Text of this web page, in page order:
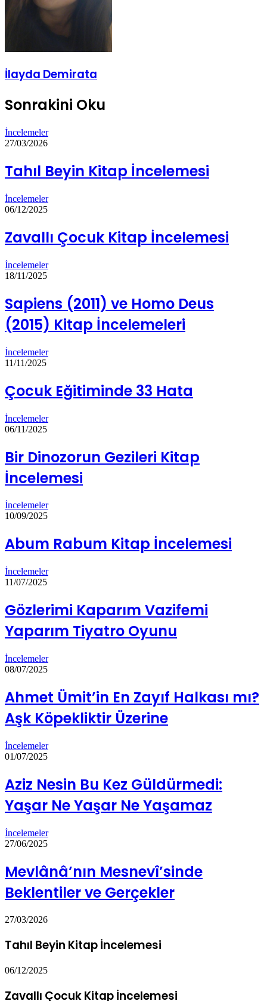
İlayda Demirata
Sonrakini Oku
İncelemeler
27/03/2026
Tahıl Beyin Kitap İncelemesi
İncelemeler
06/12/2025
Zavallı Çocuk Kitap İncelemesi
İncelemeler
18/11/2025
Sapiens (2011) ve Homo Deus
(2015) Kitap İncelemeleri
İncelemeler
11/11/2025
Çocuk Eğitiminde 33 Hata
İncelemeler
06/11/2025
Bir Dinozorun Gezileri Kitap
İncelemesi
İncelemeler
10/09/2025
Abum Rabum Kitap İncelemesi
İncelemeler
11/07/2025
Gözlerimi Kaparım Vazifemi
Yaparım Tiyatro Oyunu
İncelemeler
08/07/2025
Ahmet Ümit’in En Zayıf Halkası mı?
Aşk Köpekliktir Üzerine
İncelemeler
01/07/2025
Aziz Nesin Bu Kez Güldürmedi:
Yaşar Ne Yaşar Ne Yaşamaz
İncelemeler
27/06/2025
Mevlânâ’nın Mesnevî’sinde
Beklentiler ve Gerçekler
27/03/2026
Tahıl Beyin Kitap İncelemesi
06/12/2025
Zavallı Çocuk Kitap İncelemesi